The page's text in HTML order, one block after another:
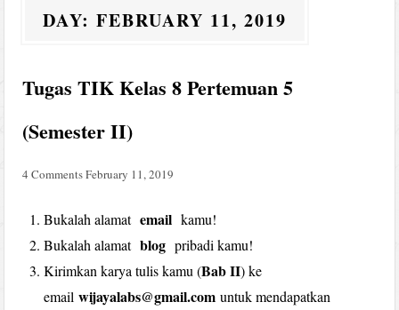
DAY:FEBRUARY 11, 2019
Tugas TIK Kelas 8 Pertemuan 5
(Semester II)
4 CommentsFebruary 11, 2019
Bukalah alamat email kamu!
Bukalah alamat blog pribadi kamu!
Kirimkan karya tulis kamu (Bab II) ke
emailwijayalabs@gmail.com untuk mendapatkan